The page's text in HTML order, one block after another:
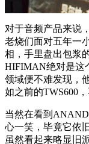
对于音频产品来说
老烧们面对五年一
相，手里盘出包浆
HIFIMAN绝对是这
领域便不难发现，
如之前的TWS600
当然在看到
心一笑，毕竟它依
虽然看起来略显旧